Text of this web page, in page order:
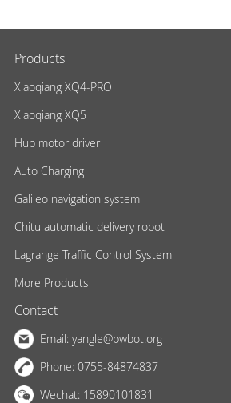
Products
Xiaoqiang XQ4-PRO
Xiaoqiang XQ5
Hub motor driver
Auto Charging
Galileo navigation system
Chitu automatic delivery robot
Lagrange Traffic Control System
More Products
Contact
Email: yangle@bwbot.org
Phone: 0755-84874837
Wechat: 15890101831